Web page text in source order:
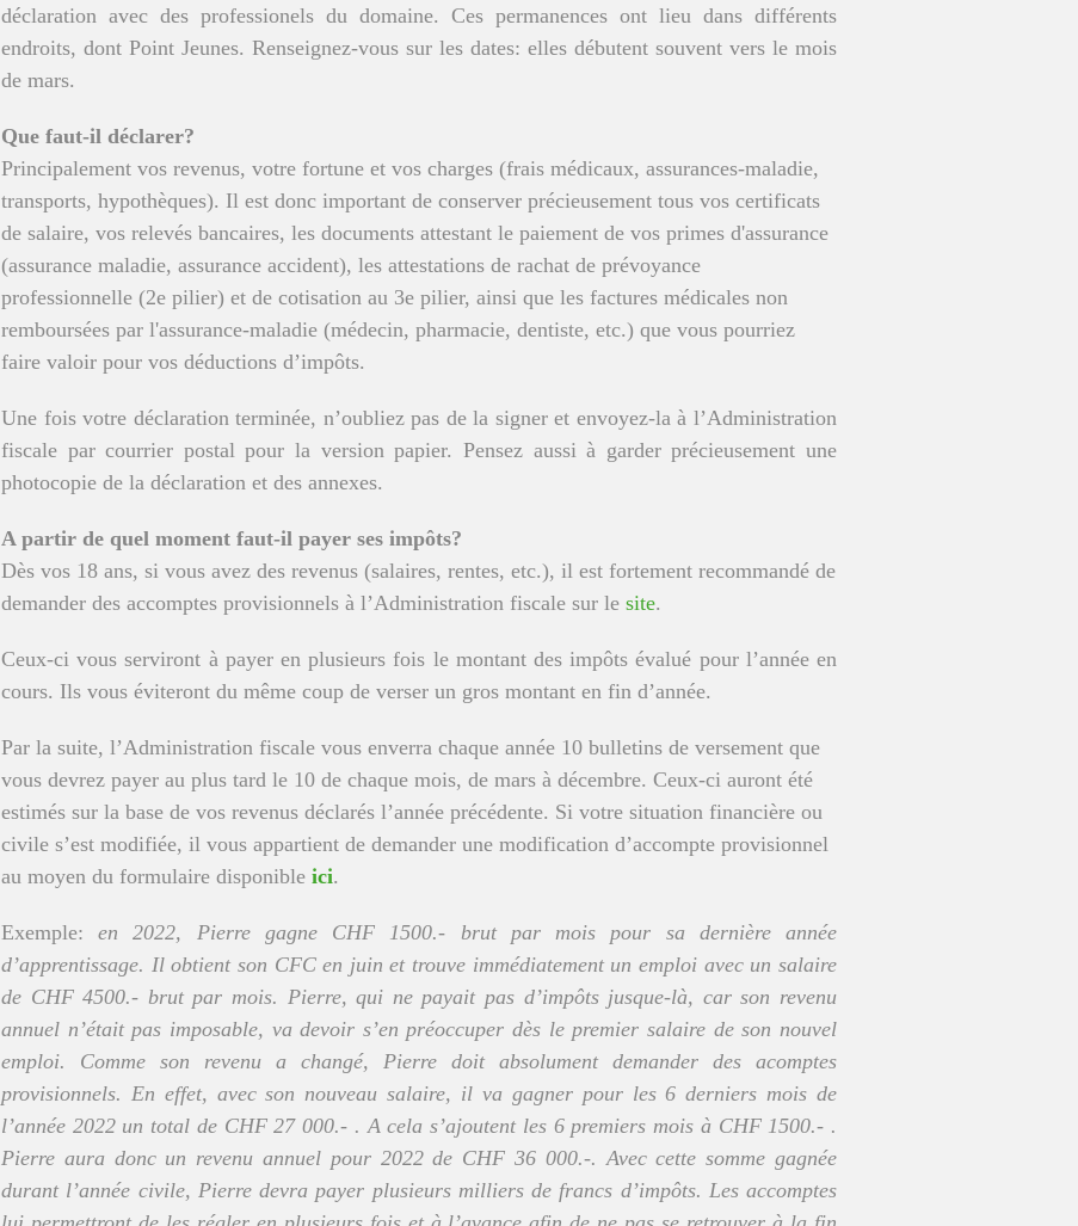
déclaration avec des professionels du domaine. Ces permanences ont lieu dans différents
endroits, dont Point Jeunes. Renseignez-vous sur les dates: elles débutent souvent vers le mois
de mars.
Que faut-il déclarer?
Principalement vos revenus, votre fortune et vos charges (frais médicaux, assurances-maladie,
transports, hypothèques). Il est donc important de conserver précieusement tous vos certificats
de salaire, vos relevés bancaires, les documents attestant le paiement de vos primes d'assurance
(assurance maladie, assurance accident), les attestations de rachat de prévoyance
professionnelle (2e pilier) et de cotisation au 3e pilier, ainsi que les factures médicales non
remboursées par l'assurance-maladie (médecin, pharmacie, dentiste, etc.) que vous pourriez
faire valoir pour vos déductions d’impôts.
Une fois votre déclaration terminée, n’oubliez pas de la signer et envoyez-la à l’Administration
fiscale par courrier postal pour la version papier. Pensez aussi à garder précieusement une
photocopie de la déclaration et des annexes.
A partir de quel moment faut-il payer ses impôts?
Dès vos 18 ans, si vous avez des revenus (salaires, rentes, etc.), il est fortement recommandé de
demander des accomptes provisionnels à l’Administration fiscale sur le site.
Ceux-ci vous serviront à payer en plusieurs fois le montant des impôts évalué pour l’année en
cours. Ils vous éviteront du même coup de verser un gros montant en fin d’année.
Par la suite, l’Administration fiscale vous enverra chaque année 10 bulletins de versement que
vous devrez payer au plus tard le 10 de chaque mois, de mars à décembre. Ceux-ci auront été
estimés sur la base de vos revenus déclarés l’année précédente. Si votre situation financière ou
civile s’est modifiée, il vous appartient de demander une modification d’accompte provisionnel
au moyen du formulaire disponible ici.
Exemple:en 2022, Pierre gagne CHF 1500.- brut par mois pour sa dernière année
d’apprentissage. Il obtient son CFC en juin et trouve immédiatement un emploi avec un salaire
de CHF 4500.- brut par mois. Pierre, qui ne payait pas d’impôts jusque-là, car son revenu
annuel n’était pas imposable, va devoir s’en préoccuper dès le premier salaire de son nouvel
emploi. Comme son revenu a changé, Pierre doit absolument demander des acomptes
provisionnels. En effet, avec son nouveau salaire, il va gagner pour les 6 derniers mois de
l’année 2022 un total de CHF 27 000.- . A cela s’ajoutent les 6 premiers mois à CHF 1500.- .
Pierre aura donc un revenu annuel pour 2022 de CHF 36 000.-. Avec cette somme gagnée
durant l’année civile, Pierre devra payer plusieurs milliers de francs d’impôts. Les accomptes